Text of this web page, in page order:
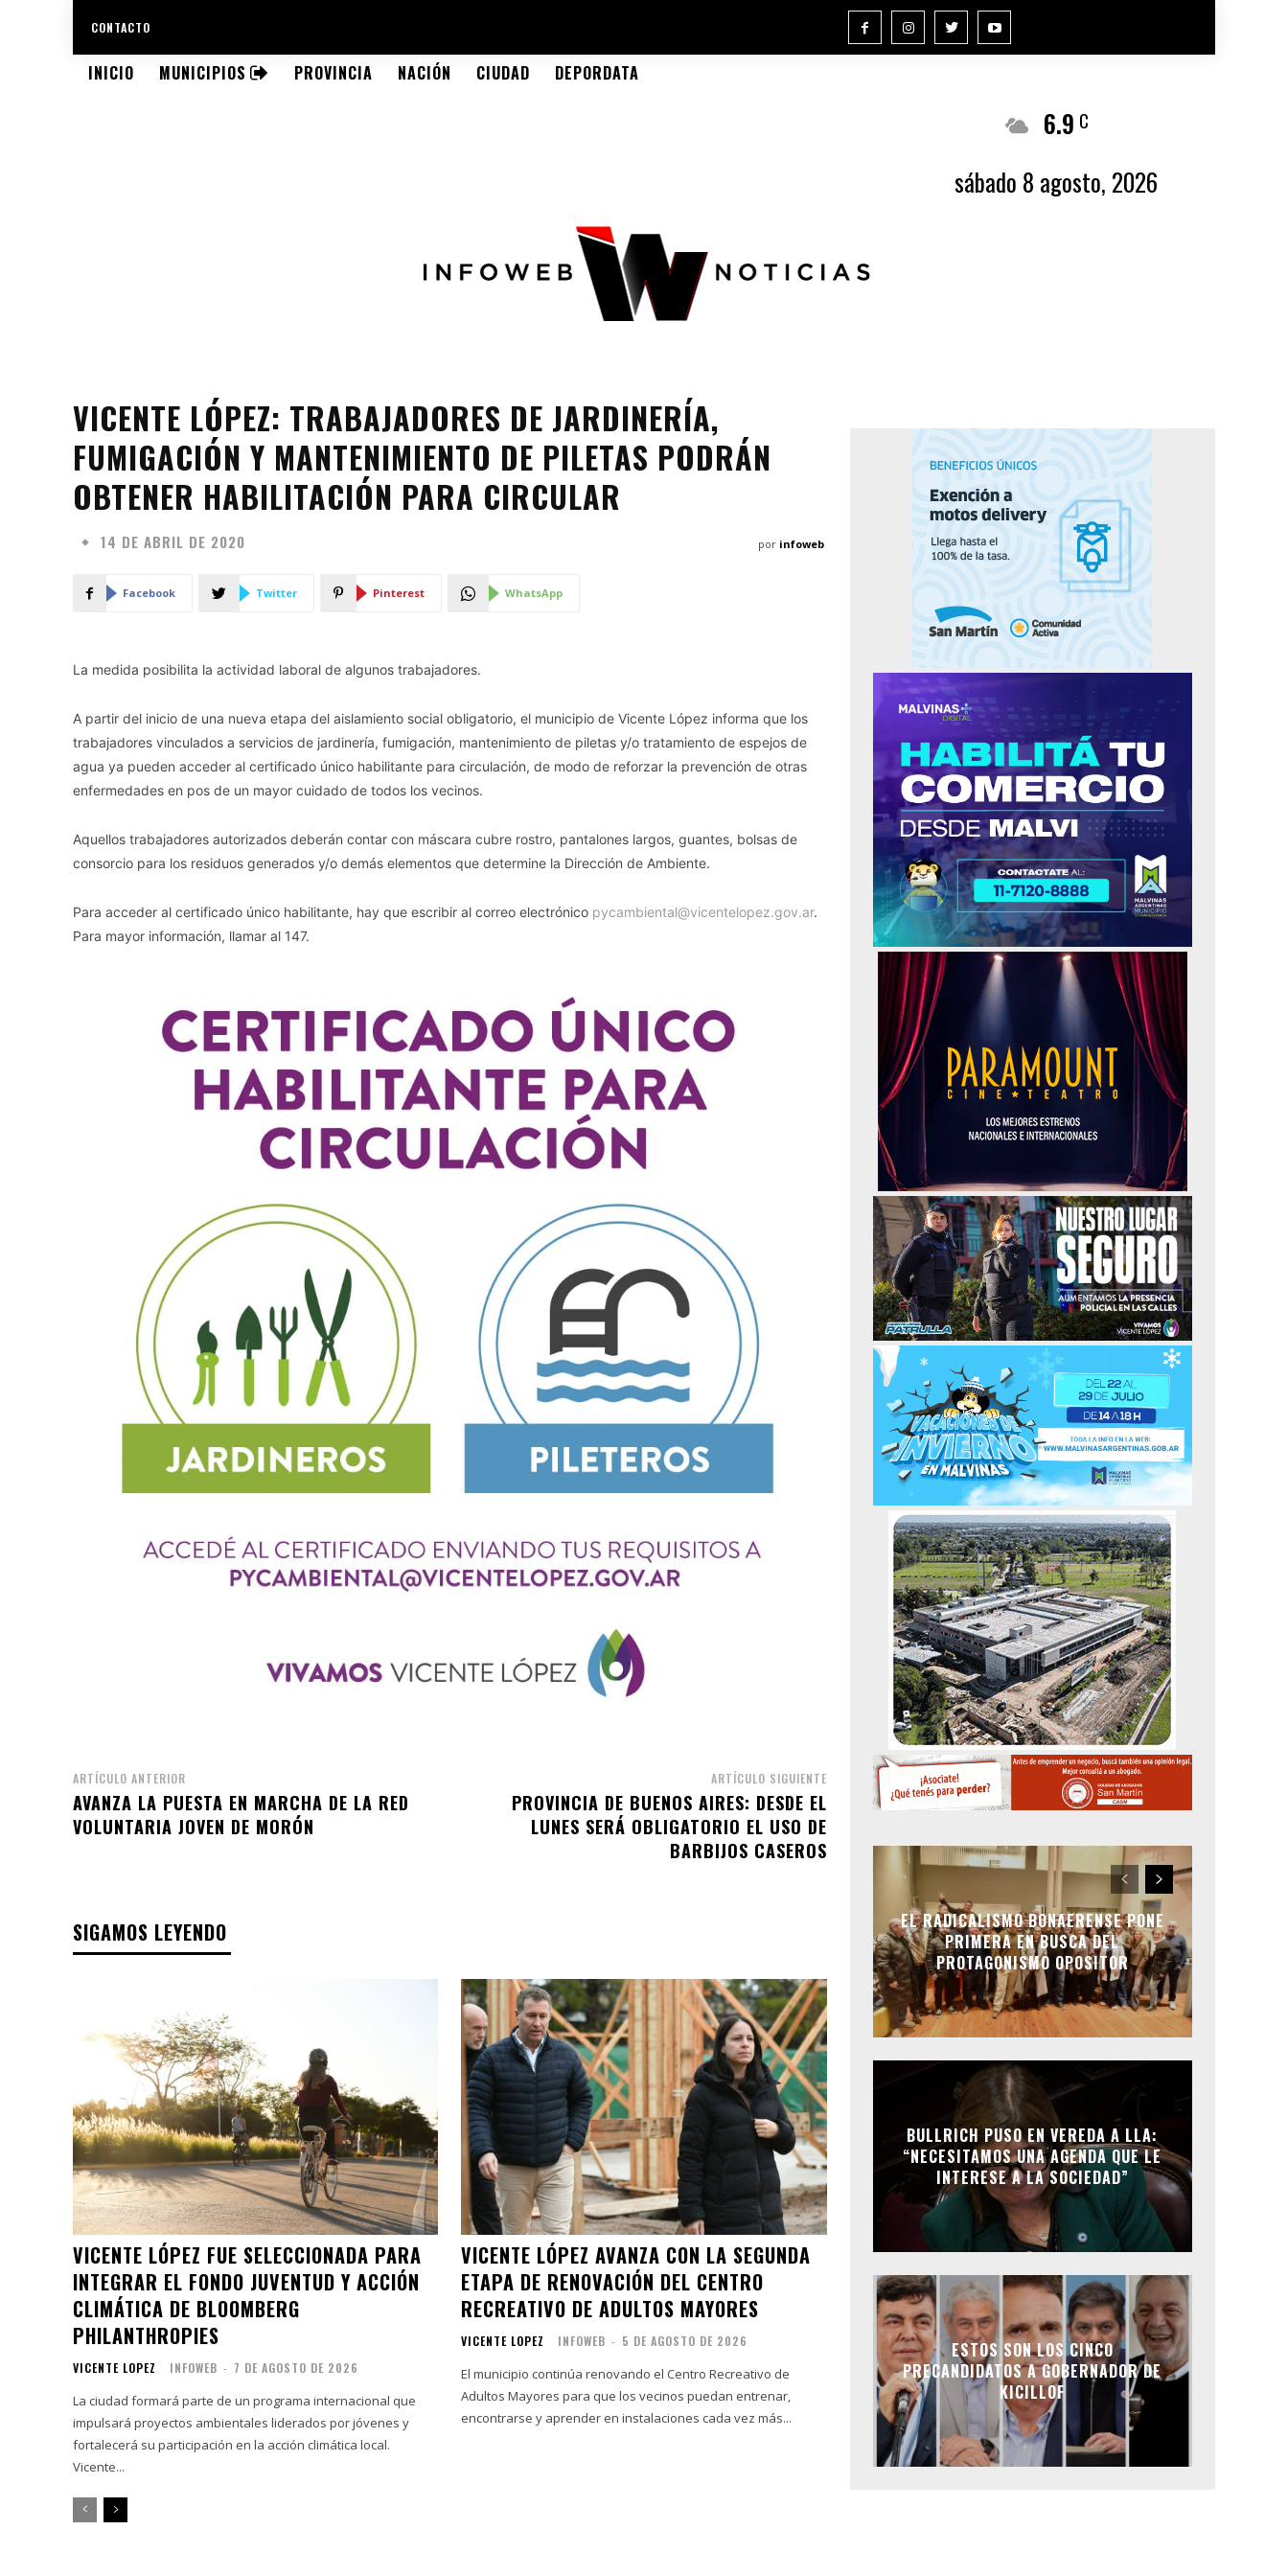
CONTACTO
INICIO MUNICIPIOS PROVINCIA NACIÓN CIUDAD DEPORDATA
6.9 C
sábado 8 agosto, 2026
VICENTE LÓPEZ: TRABAJADORES DE JARDINERÍA,
FUMIGACIÓN Y MANTENIMIENTO DE PILETAS PODRÁN
OBTENER HABILITACIÓN PARA CIRCULAR
14 DE ABRIL DE 2020 por infoweb
Facebook Twitter Pinterest WhatsApp
La medida posibilita la actividad laboral de algunos trabajadores.
A partir del inicio de una nueva etapa del aislamiento social obligatorio, el municipio de Vicente López informa que los
trabajadores vinculados a servicios de jardinería, fumigación, mantenimiento de piletas y/o tratamiento de espejos de
agua ya pueden acceder al certificado único habilitante para circulación, de modo de reforzar la prevención de otras
enfermedades en pos de un mayor cuidado de todos los vecinos.
Aquellos trabajadores autorizados deberán contar con máscara cubre rostro, pantalones largos, guantes, bolsas de
consorcio para los residuos generados y/o demás elementos que determine la Dirección de Ambiente.
Para acceder al certificado único habilitante, hay que escribir al correo electrónico pycambiental@vicentelopez.gov.ar.
Para mayor información, llamar al 147.
ARTÍCULO ANTERIOR
AVANZA LA PUESTA EN MARCHA DE LA RED
VOLUNTARIA JOVEN DE MORÓN
ARTÍCULO SIGUIENTE
PROVINCIA DE BUENOS AIRES: DESDE EL
LUNES SERÁ OBLIGATORIO EL USO DE
BARBIJOS CASEROS
SIGAMOS LEYENDO
VICENTE LÓPEZ FUE SELECCIONADA PARA
INTEGRAR EL FONDO JUVENTUD Y ACCIÓN
CLIMÁTICA DE BLOOMBERG
PHILANTHROPIES
VICENTE LOPEZ INFOWEB - 7 DE AGOSTO DE 2026
La ciudad formará parte de un programa internacional que
impulsará proyectos ambientales liderados por jóvenes y
fortalecerá su participación en la acción climática local.
Vicente...
VICENTE LÓPEZ AVANZA CON LA SEGUNDA
ETAPA DE RENOVACIÓN DEL CENTRO
RECREATIVO DE ADULTOS MAYORES
VICENTE LOPEZ INFOWEB - 5 DE AGOSTO DE 2026
El municipio continúa renovando el Centro Recreativo de
Adultos Mayores para que los vecinos puedan entrenar,
encontrarse y aprender en instalaciones cada vez más...
EL RADICALISMO BONAERENSE PONE
PRIMERA EN BUSCA DEL
PROTAGONISMO OPOSITOR
BULLRICH PUSO EN VEREDA A LLA:
“NECESITAMOS UNA AGENDA QUE LE
INTERESE A LA SOCIEDAD”
ESTOS SON LOS CINCO
PRECANDIDATOS A GOBERNADOR DE
KICILLOF